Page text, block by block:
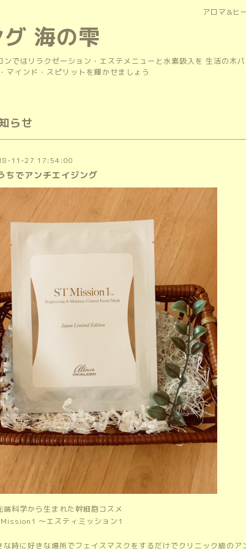
アロマ&ヒ
海の雫
ではリラクゼーション・エステメニューと水素吸入を 生活の木
マインド・スピリットを輝かせましょう
らせ
11-27 17:54:00
ちでアンチエイジング
端科学から生まれた幹細胞コスメ
～エスティミッション1
な時に好きな場所でフェイスマスクをするだけでクリニック級のア